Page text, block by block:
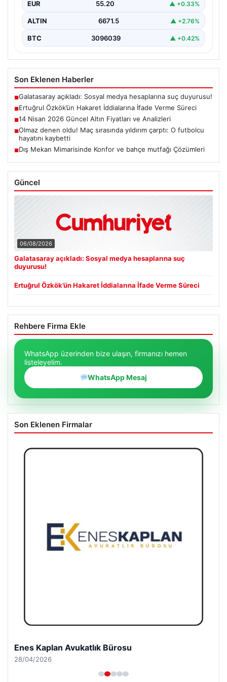
EUR 55.20 ▲ +0.33%
ALTIN 6671.5 ▲ +2.76%
BTC 3096039 ▲ +0.42%
Son Eklenen Haberler
■Galatasaray açıkladı: Sosyal medya hesaplarına suç duyurusu!
■Ertuğrul Özkök’ün Hakaret İddialarına İfade Verme Süreci
■14 Nisan 2026 Güncel Altın Fiyatları ve Analizleri
■Olmaz denen oldu! Maç sırasında yıldırım çarptı: O futbolcu
hayatını kaybetti
■Dış Mekan Mimarisinde Konfor ve bahçe mutfağı Çözümleri
Güncel
06/08/2026
Galatasaray açıkladı: Sosyal medya hesaplarına suç
duyurusu!
Ertuğrul Özkök’ün Hakaret İddialarına İfade Verme Süreci
Rehbere Firma Ekle
WhatsApp üzerinden bize ulaşın, firmanızı hemen
listeleyelim.
WhatsApp Mesaj
Son Eklenen Firmalar
Enes Kaplan Avukatlık Bürosu
28/04/2026